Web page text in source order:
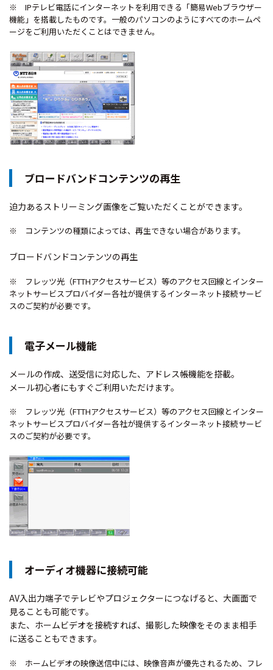
※ IPテレビ電話にインターネットを利用できる「簡易Webブラウザー
機能」を搭載したものです。一般のパソコンのようにすべてのホームペ
ージをご利用いただくことはできません。
ブロードバンドコンテンツの再生
迫力あるストリーミング画像をご覧いただくことができます。
※ コンテンツの種類によっては、再生できない場合があります。
ブロードバンドコンテンツの再生
※ フレッツ光（FTTHアクセスサービス）等のアクセス回線とインター
ネットサービスプロバイダー各社が提供するインターネット接続サービ
スのご契約が必要です。
電子メール機能
メールの作成、送受信に対応した、アドレス帳機能を搭載。
メール初心者にもすぐご利用いただけます。
※ フレッツ光（FTTHアクセスサービス）等のアクセス回線とインター
ネットサービスプロバイダー各社が提供するインターネット接続サービ
スのご契約が必要です。
オーディオ機器に接続可能
AV入出力端子でテレビやプロジェクターにつなげると、大画面で
見ることも可能です。
また、ホームビデオを接続すれば、撮影した映像をそのまま相手
に送ることもできます。
※ ホームビデオの映像送信中には、映像音声が優先されるため、フレ